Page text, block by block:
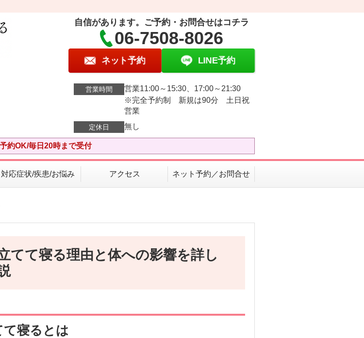
自信があります。ご予約・お問合せはコチラ
06-7508-8026
ネット予約 LINE予約
営業時間
営業11:00～15:30、17:00～21:30
※完全予約制 新規は90分 土日祝
営業
定休日 無し
約OK/毎日20時まで受付
対応症状/疾患/お悩み アクセス ネット予約／お問合せ
てて寝る理由と体への影響を詳し
て寝るとは